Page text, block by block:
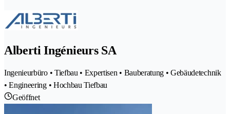
Alberti Ingénieurs SA
Ingenieurbüro • Tiefbau • Expertisen • Bauberatung • Gebäudetechnik
• Engineering • Hochbau Tiefbau
Geöffnet